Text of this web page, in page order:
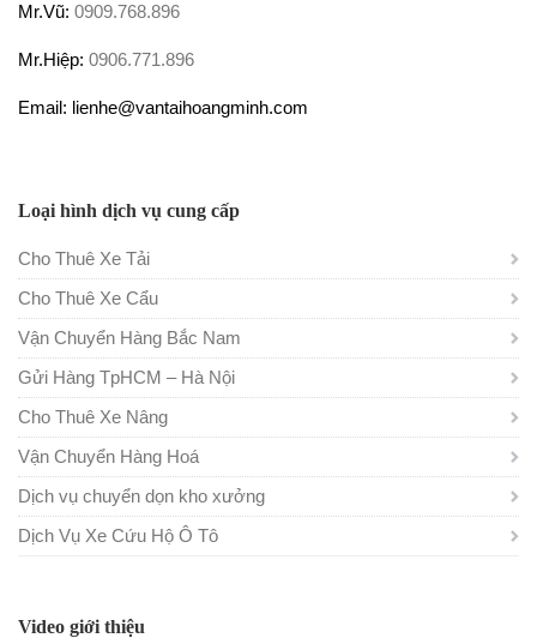
Mr.Vũ: 0909.768.896
Mr.Hiệp: 0906.771.896
Email: lienhe@vantaihoangminh.com
Loại hình dịch vụ cung cấp
Cho Thuê Xe Tải
Cho Thuê Xe Cẩu
Vận Chuyển Hàng Bắc Nam
Gửi Hàng TpHCM – Hà Nội
Cho Thuê Xe Nâng
Vận Chuyển Hàng Hoá
Dịch vụ chuyển dọn kho xưởng
Dịch Vụ Xe Cứu Hộ Ô Tô
Video giới thiệu